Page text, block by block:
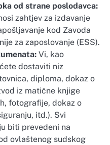
od strane poslodavca:
zahtjev za izdavanje
kod Zavoda
za zaposlovanje (ESS).
Vi, kao
dostaviti niz
diploma, dokaz o
iz matične knjige
fotografije, dokaz o
itd.). Svi
biti prevedeni na
ovlaštenog sudskog